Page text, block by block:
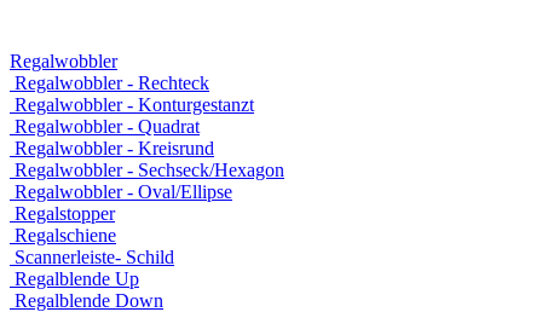
Regalwobbler
Regalwobbler - Rechteck
Regalwobbler - Konturgestanzt
Regalwobbler - Quadrat
Regalwobbler - Kreisrund
Regalwobbler - Sechseck/Hexagon
Regalwobbler - Oval/Ellipse
Regalstopper
Regalschiene
Scannerleiste- Schild
Regalblende Up
Regalblende Down